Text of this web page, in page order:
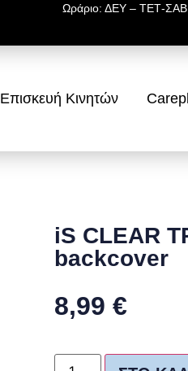
Ωράριο: ΔΕΥ – ΤΕΤ-
Επισκευή Κινητών
iS CLEAR
backcover
8,99 €